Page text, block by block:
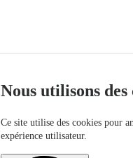
Nous utilisons des
Ce site utilise des cookies pour
expérience utilisateur.